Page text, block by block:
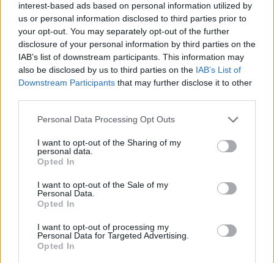
interest-based ads based on personal information utilized by
us or personal information disclosed to third parties prior to
your opt-out. You may separately opt-out of the further
disclosure of your personal information by third parties on the
IAB’s list of downstream participants. This information may
also be disclosed by us to third parties on the IAB’s List of
Downstream Participants that may further disclose it to other
Personal Data Processing Opt Outs
I want to opt-out of the Sharing of my
personal data.
Opted In
I want to opt-out of the Sale of my
Personal Data.
Opted In
I want to opt-out of processing my
Personal Data for Targeted Advertising.
Opted In
Tips:
Merk at deigen på denne kaken skal bli skikkelig tykk, og
at den må eltes med kjøkkenmaskin eller kraftig med
hendene. Det er slik den skal være.
Kaken smaker godt servert i tynne skiver, gjerne med litt
smør på og sammen med en kopp varm te.
Kaken er holdbar dersom den pakkes godt inn i plast. Den
er super å fryse, gjerne ferdig oppskjært i skiver slik at du
kan ta ut av fryseren de skivene du vil ha. De tiner raskt i
brødristeren.